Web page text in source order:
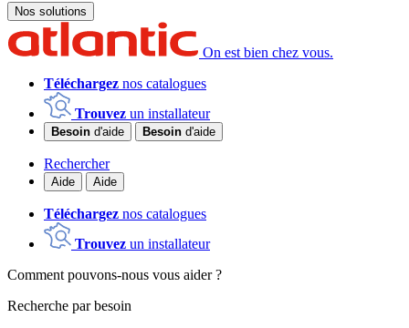
Nos solutions
On est bien chez vous.
Téléchargez nos catalogues
Trouvez un installateur
Besoin d'aide Besoin d'aide
Rechercher
Aide Aide
Téléchargez nos catalogues
Trouvez un installateur
Comment pouvons-nous vous aider ?
Recherche par besoin